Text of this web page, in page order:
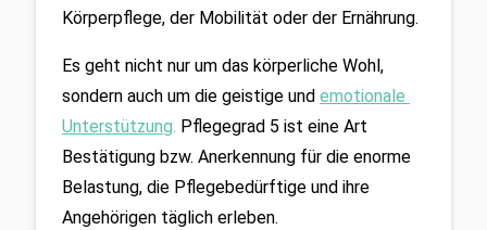
Körperpflege, der Mobilität oder der Ernährung.
Es geht nicht nur um das körperliche Wohl,
sondern auch um die geistige und emotionale
Unterstützung. Pflegegrad 5 ist eine Art
Bestätigung bzw. Anerkennung für die enorme
Belastung, die Pflegebedürftige und ihre
Angehörigen täglich erleben.